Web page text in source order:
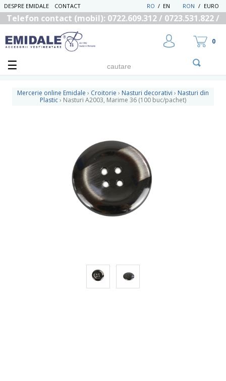
DESPRE EMIDALE CONTACT RON / EURO
EN
/
RO
Telefon contact (mobil): 0722.609.312 / 0723.531.822 /
0
Mercerie online Emidale › Croitorie › Nasturi decorativi › Nasturi din
Plastic› Nasturi A2003, Marime 36 (100 buc/pachet)